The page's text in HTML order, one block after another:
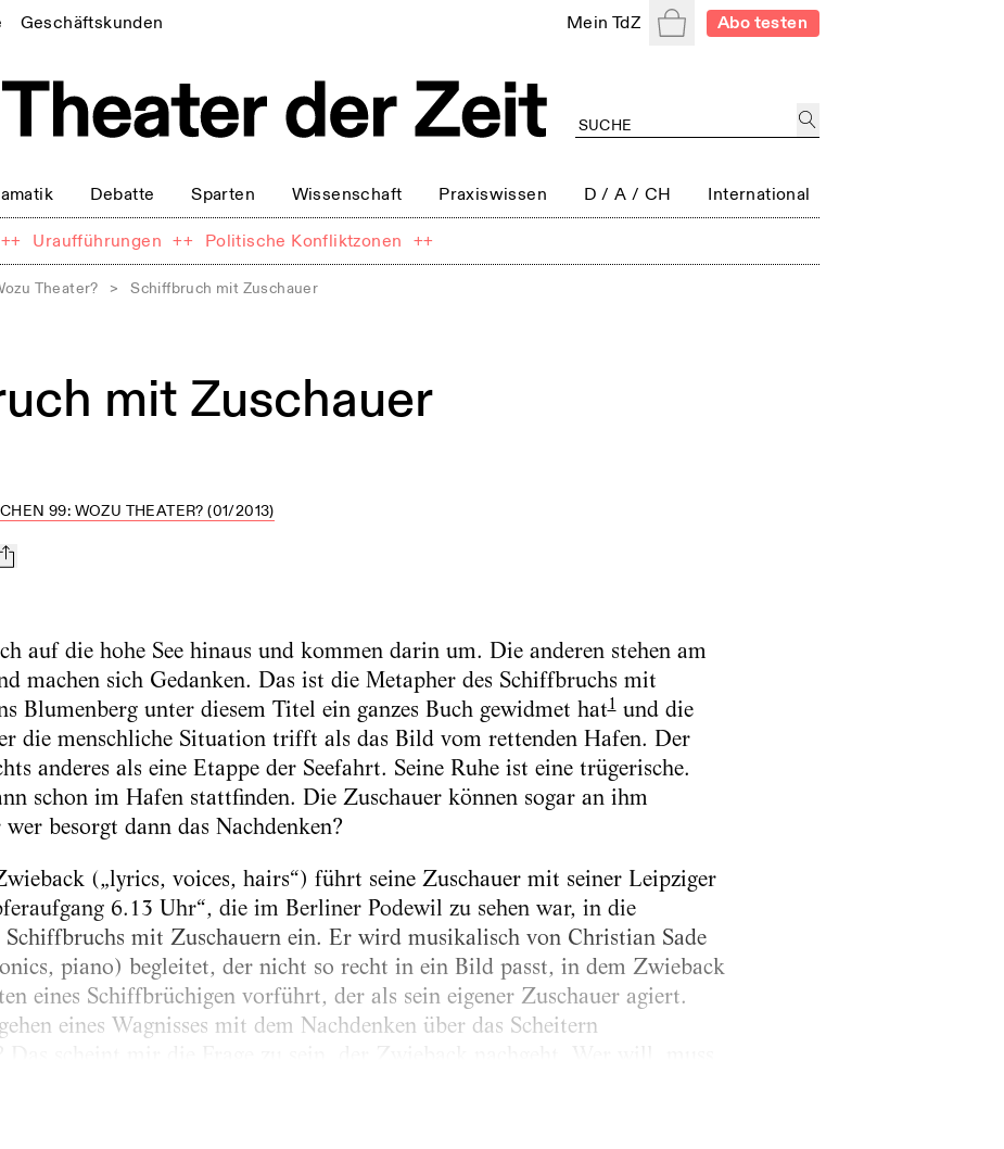
Geschäftskunden Mein TdZ WarenkorbAbo testen
Debatte Sparten Wissenschaft Praxiswissen D / A / CH International
++ Uraufführungen ++ Politische Konfliktzonen ++
Theater? > Schiffbruch mit Zuschauer
mit Zuschauer
99: WOZU THEATER? (01/2013)
auf die hohe See hinaus und kommen darin um. Die anderen stehen am
machen sich Gedanken. Das ist die Metapher des Schiffbruchs mit
Blumenberg unter diesem Titel ein ganzes Buch gewidmet hat1und die
die menschliche Situation trifft als das Bild vom rettenden Hafen. Der
anderes als eine Etappe der Seefahrt. Seine Ruhe ist eine trügerische.
schon im Hafen stattfinden. Die Zuschauer können sogar an ihm
besorgt dann das Nachdenken?
(„lyrics, voices, hairs“) führt seine Zuschauer mit seiner Leipziger
6.13 Uhr“, die im Berliner Podewil zu sehen war, in die
mit Zuschauern ein. Er wird musikalisch von Christian Sade
piano) begleitet, der nicht so recht in ein Bild passt, in dem Zwieback
eines Schiffbrüchigen vorführt, der als sein eigener Zuschauer agiert.
eines Wagnisses mit dem Nachdenken über das Scheitern